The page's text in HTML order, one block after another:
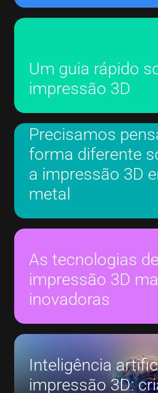
Um guia rápido
impressão 3D
Precisamos
forma diferente
a impressão 3D
metal
As tecnologias de
impressão 3D
inovadoras
Inteligência
impressão 3D: